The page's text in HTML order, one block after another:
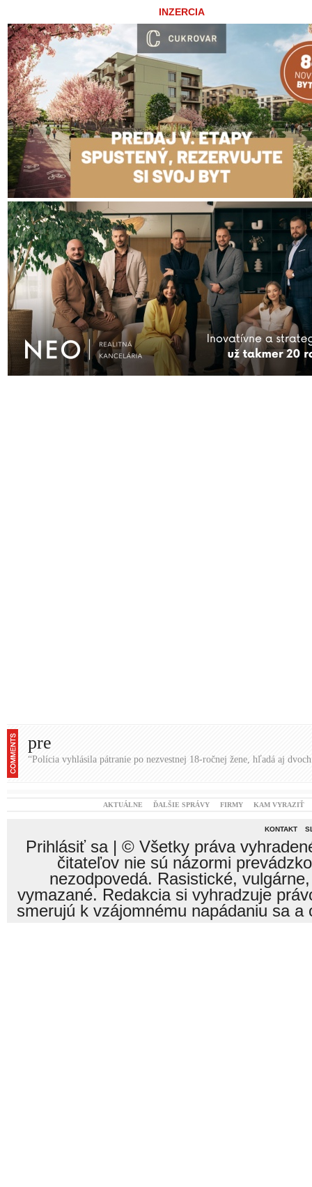
INZERCIA
pre
“Polícia vyhlásila pátranie po nezvestnej 18-ročnej žene, hľadá aj
AKTUÁLNE ĎALŠIE SPRÁVY FIRMY KAM VYRAZIŤ
KONTAKT
Prihlásiť sa| © Všetky práva
čitateľov nie sú názormi
nezodpovedá. Rasistické,
vymazané. Redakcia si vyhradzuje
smerujú k vzájomnému napádaniu sa